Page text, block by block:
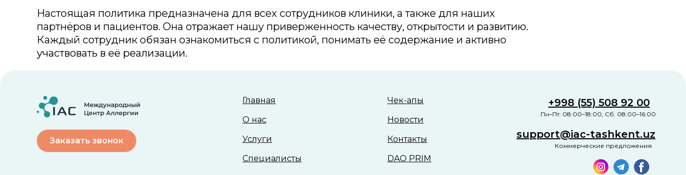
Настоящая политика предназначена для всех сотрудников клиники, а также для наших
партнёров и пациентов. Она отражает нашу приверженность качеству, открытости и развитию.
Каждый сотрудник обязан ознакомиться с политикой, понимать её содержание и активно
участвовать в её реализации.
Заказать звонок
Главная
О нас
Услуги
Специалисты
Чек-апы
Пн–Пт: 08:00–18:00, Сб: 08:00–16:00
Новости
Контакты
DAO PRIM
+998 (55) 508 92 00
Коммерческие предложения
support@iac-tashkent.uz